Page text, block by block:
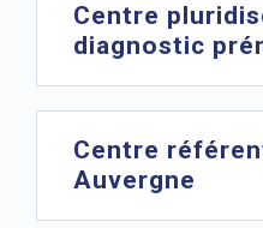
Centre
diagnostic
Centre
Auvergne